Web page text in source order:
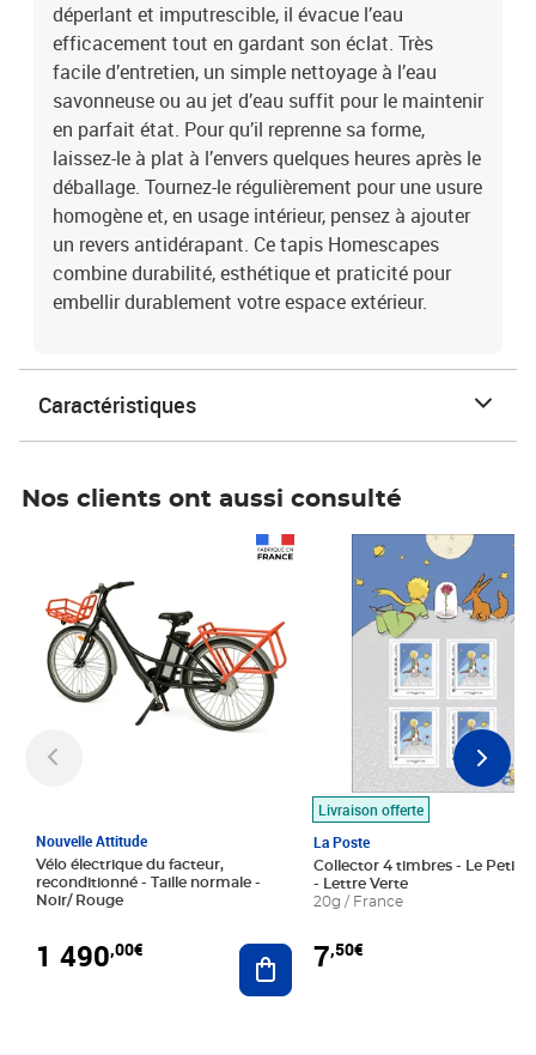
déperlant et imputrescible, il évacue l’eau
efficacement tout en gardant son éclat. Très
facile d’entretien, un simple nettoyage à l’eau
savonneuse ou au jet d’eau suffit pour le maintenir
en parfait état. Pour qu’il reprenne sa forme,
laissez-le à plat à l’envers quelques heures après le
déballage. Tournez-le régulièrement pour une usure
homogène et, en usage intérieur, pensez à ajouter
un revers antidérapant. Ce tapis Homescapes
combine durabilité, esthétique et praticité pour
embellir durablement votre espace extérieur.
Caractéristiques
Nos clients ont aussi consulté
Nouvelle Attitude
Vélo électrique du facteur,
reconditionné - Taille normale -
Noir/ Rouge
1 490,00€ Ajouter au panier
Livraison offerte
La Poste
Collector 4 timbres - Le Petit
- Lettre Verte
20g / France
7,50€
Prix 7,50€